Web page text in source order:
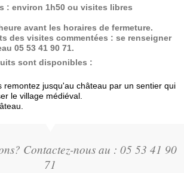
: environ 1h50 ou visites libres
avant les horaires de fermeture.
des visites commentées : se renseigner
05 53 41 90 71.
sont disponibles :
remontez jusqu'au château par un sentier qui
le village médiéval.
Contactez-nous au : 05 53 41 90
71